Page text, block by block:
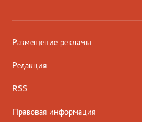
Размещение рекламы
Редакция
RSS
Правовая информация